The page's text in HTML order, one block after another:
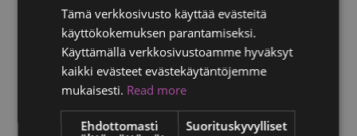
Vertaistukea ja uusia tuttavuuksia
Tämä verkkosivusto käyttää evästeitä
käyttökokemuksen parantamiseksi.
Käyttämällä verkkosivustoamme hyväksyt
kaikki evästeet evästekäytäntöjemme
mukaisesti. Read more
Ehdottomasti
Suorituskyvylliset